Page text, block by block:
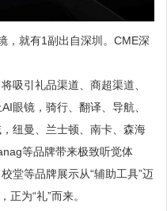
，就有1副出自深圳。CME深
吸引礼品渠道、商超渠道、
眼镜，骑行、翻译、导航、
纽曼、兰士顿、南卡、森海
等品牌带来极致听觉体
堂等品牌展示从“辅助工具”迈
正为“礼”而来。